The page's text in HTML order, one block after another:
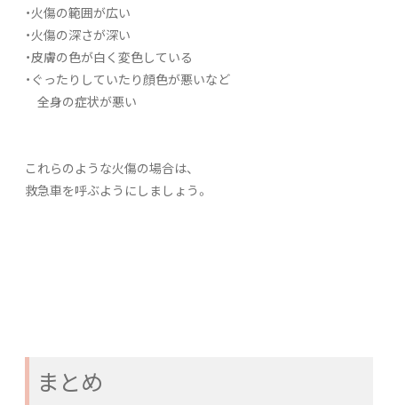
・火傷の範囲が広い
・火傷の深さが深い
・皮膚の色が白く変色している
・ぐったりしていたり顔色が悪いなど
全身の症状が悪い
これらのような火傷の場合は、
救急車を呼ぶようにしましょう。
まとめ